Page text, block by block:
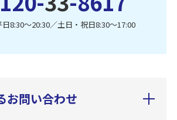
8:30〜20:30／土日・祝日8:30〜17:00
お問い合わせ